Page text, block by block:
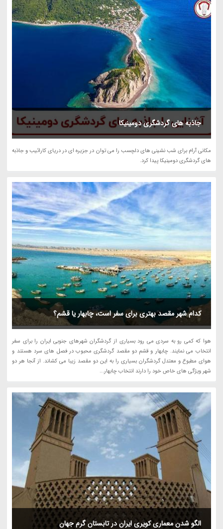
جاذبه های گردشگری دومینیکا
مکانی آرام برای شب نشینی های دلچسب را می توان در جزیره ای در دریای کارائیب و جاذبه
های گردشگری دومینیکا پیدا کرد.
کدام شهر مقصد بهتری برای سفر است، چابهار یا قشم؟
هوا که کمی رو به سردی می رود بسیاری از گردشگران شهرهای جنوبی ایران را برای سفر
انتخاب می نمایند. چابهار و قشم دو مقصد گردشگری محبوب در فصل های سرد هستند و
هوای مطبوع و معتدل گردشگران بسیاری را به این دو مقصد زیبا می کشاند. از آنجا هر دو
شهر ویژگی های خاص خود را دارند انتخاب چابهار...
الگو شدن معماری کویری ایران در تابستان گرم جهان